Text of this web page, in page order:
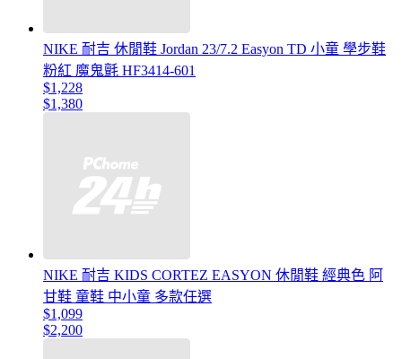
NIKE 耐吉 休閒鞋 Jordan 23/7.2 Easyon TD 小童 學步鞋
粉紅 魔鬼氈 HF3414-601
$1,228
$1,380
NIKE 耐吉 KIDS CORTEZ EASYON 休閒鞋 經典色 阿
甘鞋 童鞋 中小童 多款任選
$1,099
$2,200